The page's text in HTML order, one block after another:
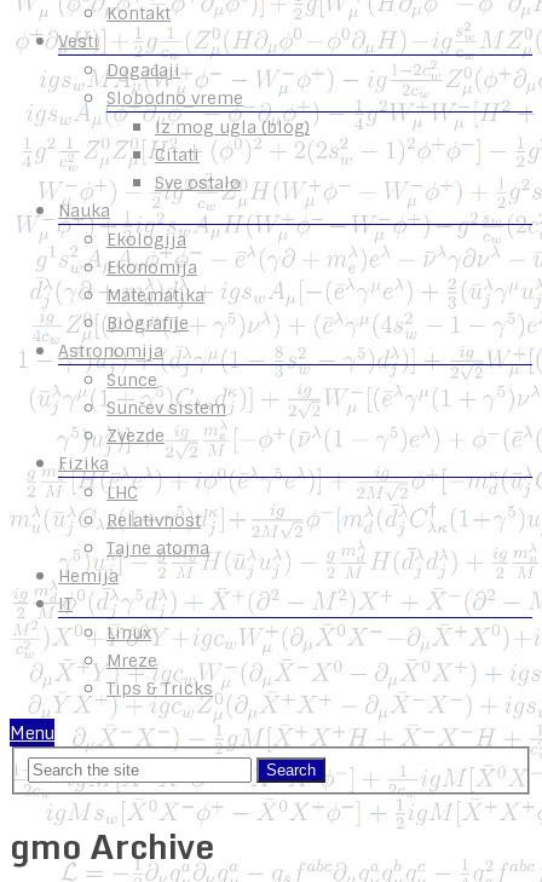
Kontakt
Vesti
Događaji
Slobodno vreme
Iz mog ugla (blog)
Citati
Sve ostalo
Nauka
Ekologija
Ekonomija
Matematika
Biografije
Astronomija
Sunce
Sunčev sistem
Zvezde
Fizika
LHC
Relativnost
Tajne atoma
Hemija
IT
Linux
Mreze
Tips & Tricks
Menu
gmo Archive